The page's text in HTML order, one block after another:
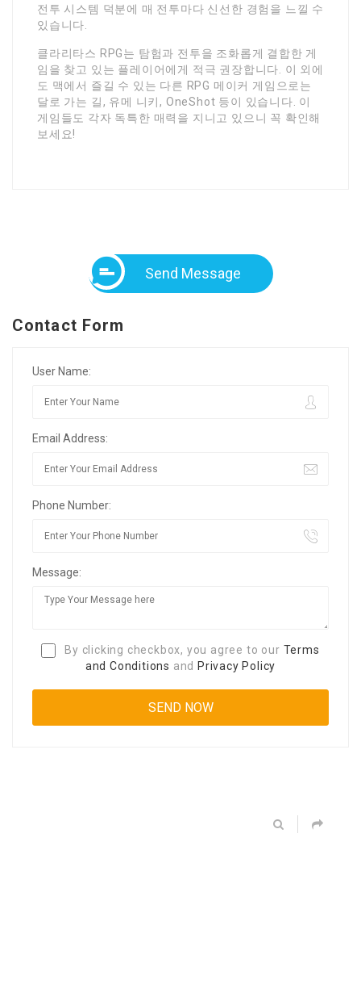
전투 시스템 덕분에 매 전투마다 신선한 경험을 느낄 수
있습니다.
클라리타스 RPG는 탐험과 전투을 조화롭게 결합한 게
임을 찾고 있는 플레이어에게 적극 권장합니다. 이 외에
도 맥에서 즐길 수 있는 다른 RPG 메이커 게임으로는
달로 가는 길, 유메 니키, OneShot 등이 있습니다. 이
게임들도 각자 독특한 매력을 지니고 있으니 꼭 확인해
보세요!
Send Message
Contact Form
User Name:
Email Address:
Phone Number:
Message:
By clicking checkbox, you agree to our Terms
and Conditions and Privacy Policy